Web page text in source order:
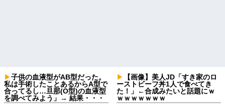
子供の血液型がAB型だった。
私は手術したことあるからA型で
合ってるし…旦那(O型)の血液型
を調べてみよう」→ 結果・・・
【画像】美人JD「すき家のロ
ーストビーフ丼1人で食べてき
た！」←合成みたいと話題にｗ
ｗｗｗｗｗｗｗ